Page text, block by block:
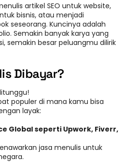
artikel SEO untuk website,
bisnis, atau menjadi
seseorang. Kuncinya adalah
Semakin banyak karya yang
semakin besar peluangmu dilirik
Dibayar?
populer di mana kamu bisa
layak:
Global seperti Upwork, Fiverr,
jasa menulis untuk